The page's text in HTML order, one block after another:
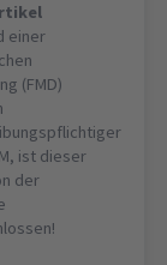
einer
(FMD)
ist dieser
der